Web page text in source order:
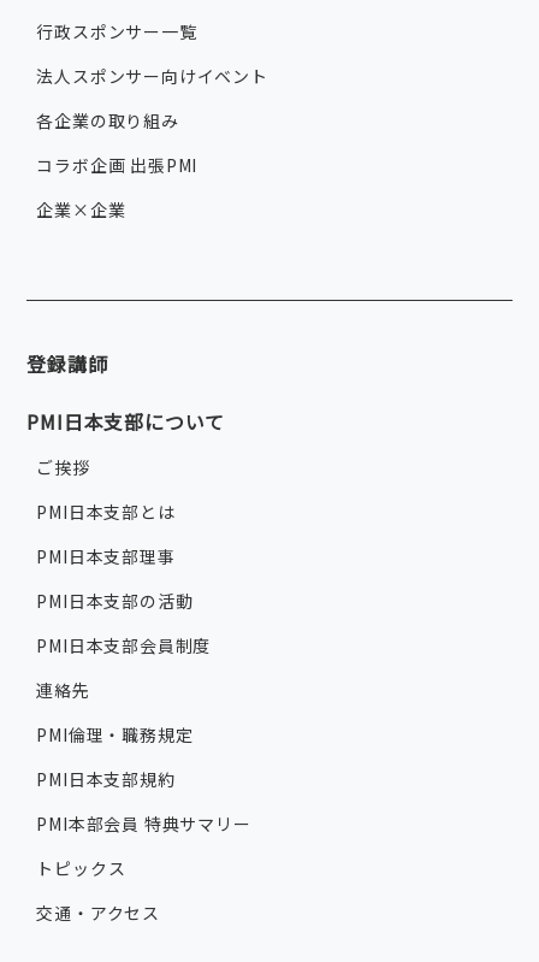
行政スポンサー一覧
法人スポンサー向けイベント
各企業の取り組み
コラボ企画 出張PMI
企業×企業
登録講師
PMI日本支部について
ご挨拶
PMI日本支部とは
PMI日本支部理事
PMI日本支部の活動
PMI日本支部会員制度
連絡先
PMI倫理・職務規定
PMI日本支部規約
PMI本部会員 特典サマリー
トピックス
交通・アクセス